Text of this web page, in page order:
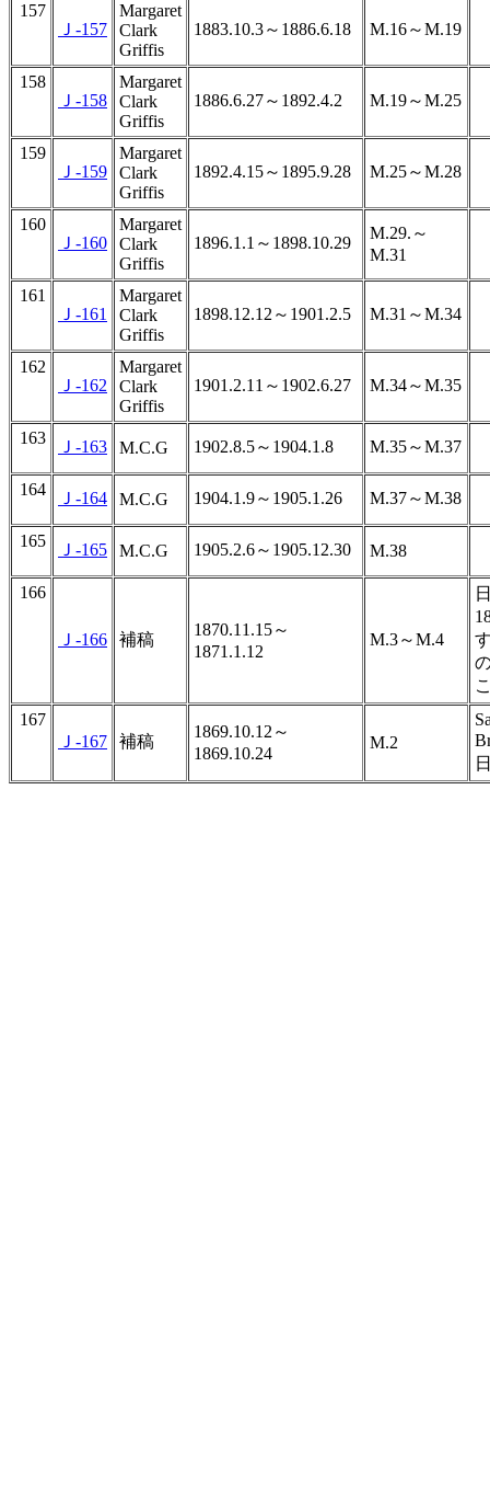
157
Ｊ-157
Margaret
Clark
Griffis
1883.10.3～1886.6.18 M.16～M.19
158
Ｊ-158
Margaret
Clark
Griffis
1886.6.27～1892.4.2 M.19～M.25
159
Ｊ-159
Margaret
Clark
Griffis
1892.4.15～1895.9.28 M.25～M.28
160
Ｊ-160
Margaret
Clark
Griffis
1896.1.1～1898.10.29
M.29.～
M.31
161
Ｊ-161
Margaret
Clark
Griffis
1898.12.12～1901.2.5 M.31～M.34
162
Ｊ-162
Margaret
Clark
Griffis
1901.2.11～1902.6.27 M.34～M.35
163 Ｊ-163 M.C.G 1902.8.5～1904.1.8 M.35～M.37
164 Ｊ-164 M.C.G 1904.1.9～1905.1.26 M.37～M.38
165 Ｊ-165 M.C.G 1905.2.6～1905.12.30 M.38
166
Ｊ-166 補稿
1870.11.15～
1871.1.12
M.3～M.4
167
Ｊ-167
補稿
1869.10.12～
1869.10.24
M.2